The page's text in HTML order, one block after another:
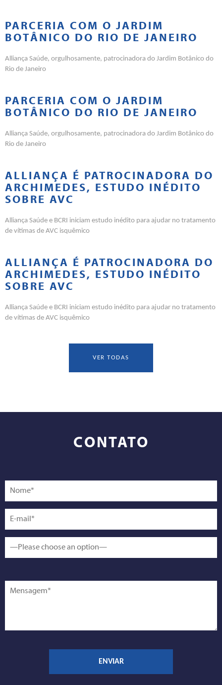
PARCERIA COM O JARDIM
BOTÂNICO DO RIO DE JANEIRO
Alliança Saúde, orgulhosamente, patrocinadora do Jardim Botânico do
Rio de Janeiro
PARCERIA COM O JARDIM
BOTÂNICO DO RIO DE JANEIRO
Alliança Saúde, orgulhosamente, patrocinadora do Jardim Botânico do
Rio de Janeiro
ALLIANÇA É PATROCINADORA DO
ARCHIMEDES, ESTUDO INÉDITO
SOBRE AVC
Alliança Saúde e BCRI iniciam estudo inédito para ajudar no tratamento
de vítimas de AVC isquêmico
ALLIANÇA É PATROCINADORA DO
ARCHIMEDES, ESTUDO INÉDITO
SOBRE AVC
Alliança Saúde e BCRI iniciam estudo inédito para ajudar no tratamento
de vítimas de AVC isquêmico
VER TODAS
CONTATO